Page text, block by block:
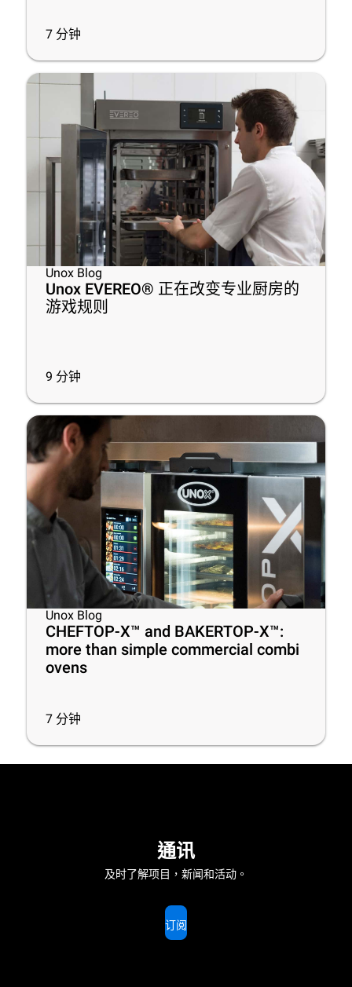
7 分钟
Unox Blog
Unox EVEREO® 正在改变专业厨房的
游戏规则
9 分钟
Unox Blog
CHEFTOP-X™ and BAKERTOP-X™:
more than simple commercial combi
ovens
7 分钟
通讯
及时了解项目，新闻和活动。
订阅